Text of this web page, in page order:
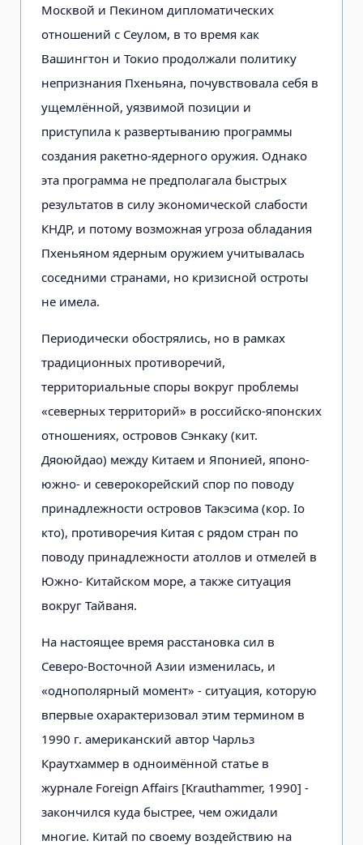
Москвой и Пекином дипломатических
отношений с Сеулом, в то время как
Вашингтон и Токио продолжали политику
непризнания Пхеньяна, почувствовала себя в
ущемлённой, уязвимой позиции и
приступила к развертыванию программы
создания ракетно-ядерного оружия. Однако
эта программа не предполагала быстрых
результатов в силу экономической слабости
КНДР, и потому возможная угроза обладания
Пхеньяном ядерным оружием учитывалась
соседними странами, но кризисной остроты
не имела.
Периодически обострялись, но в рамках
традиционных противоречий,
территориальные споры вокруг проблемы
«северных территорий» в российско-японских
отношениях, островов Сэнкаку (кит.
Дяоюйдао) между Китаем и Японией, японо-
южно- и северокорейский спор по поводу
принадлежности островов Такэсима (кор. Іо
кто), противоречия Китая с рядом стран по
поводу принадлежности атоллов и отмелей в
Южно- Китайском море, а также ситуация
вокруг Тайваня.
На настоящее время расстановка сил в
Северо-Восточной Азии изменилась, и
«однополярный момент» - ситуация, которую
впервые охарактеризовал этим термином в
1990 г. американский автор Чарльз
Краутхаммер в одноимённой статье в
журнале Foreign Affairs [Krauthammer, 1990] -
закончился куда быстрее, чем ожидали
многие. Китай по своему воздействию на